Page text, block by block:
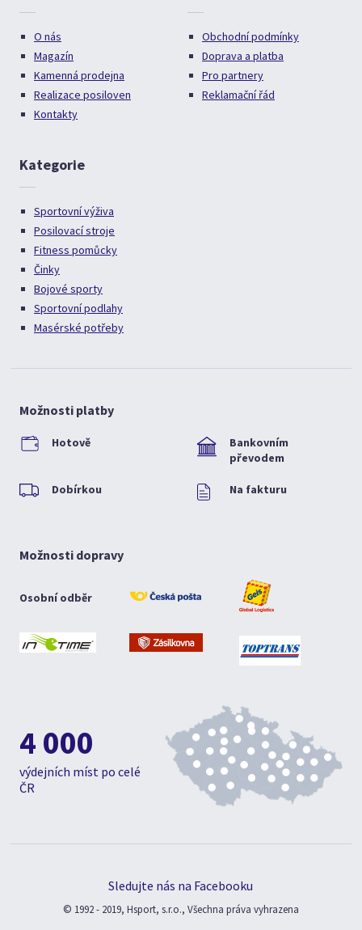
O nás
Magazín
Kamenná prodejna
Realizace posiloven
Kontakty
Obchodní podmínky
Doprava a platba
Pro partnery
Reklamační řád
Kategorie
Sportovní výživa
Posilovací stroje
Fitness pomůcky
Činky
Bojové sporty
Sportovní podlahy
Masérské potřeby
Možnosti platby
Hotově
Bankovním
převodem
Dobírkou Na fakturu
Možnosti dopravy
Osobní odběr
4 000
výdejních míst po celé
ČR
Sledujte nás na Facebooku
© 1992 - 2019, Hsport, s.r.o., Všechna práva vyhrazena